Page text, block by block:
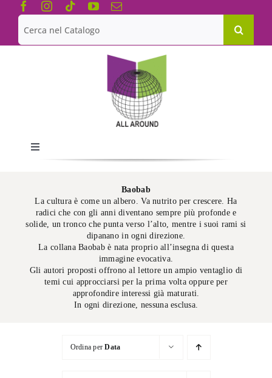
Salta
contenuto
Cerca
per:
Toggle
Navigation
Le Collane
Baobab
La cultura è come un albero. Va nutrito per crescere. Ha
radici che con gli anni diventano sempre più profonde e
solide, un tronco che punta verso l’alto, mentre i suoi rami si
dipanano in ogni direzione.
La collana Baobab è nata proprio all’insegna di questa
immagine evocativa.
Gli autori proposti offrono al lettore un ampio ventaglio di
temi cui approcciarsi per la prima volta oppure per
approfondire interessi già maturati.
In ogni direzione, nessuna esclusa.
Ordina perData